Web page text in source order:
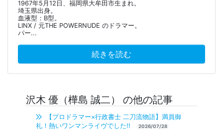
1967年5月12日、福岡県大牟田市生まれ。
埼玉県出身。
血液型：B型。
LINX / 元THE POWERNUDE のドラマー。
パー...
続きを読む
沢木 優（樺島 誠二） の他の記事
【プロドラマー×行政書士 二刀流物語】満員御
礼！熱いワンマンライヴでした!!
2026/07/28